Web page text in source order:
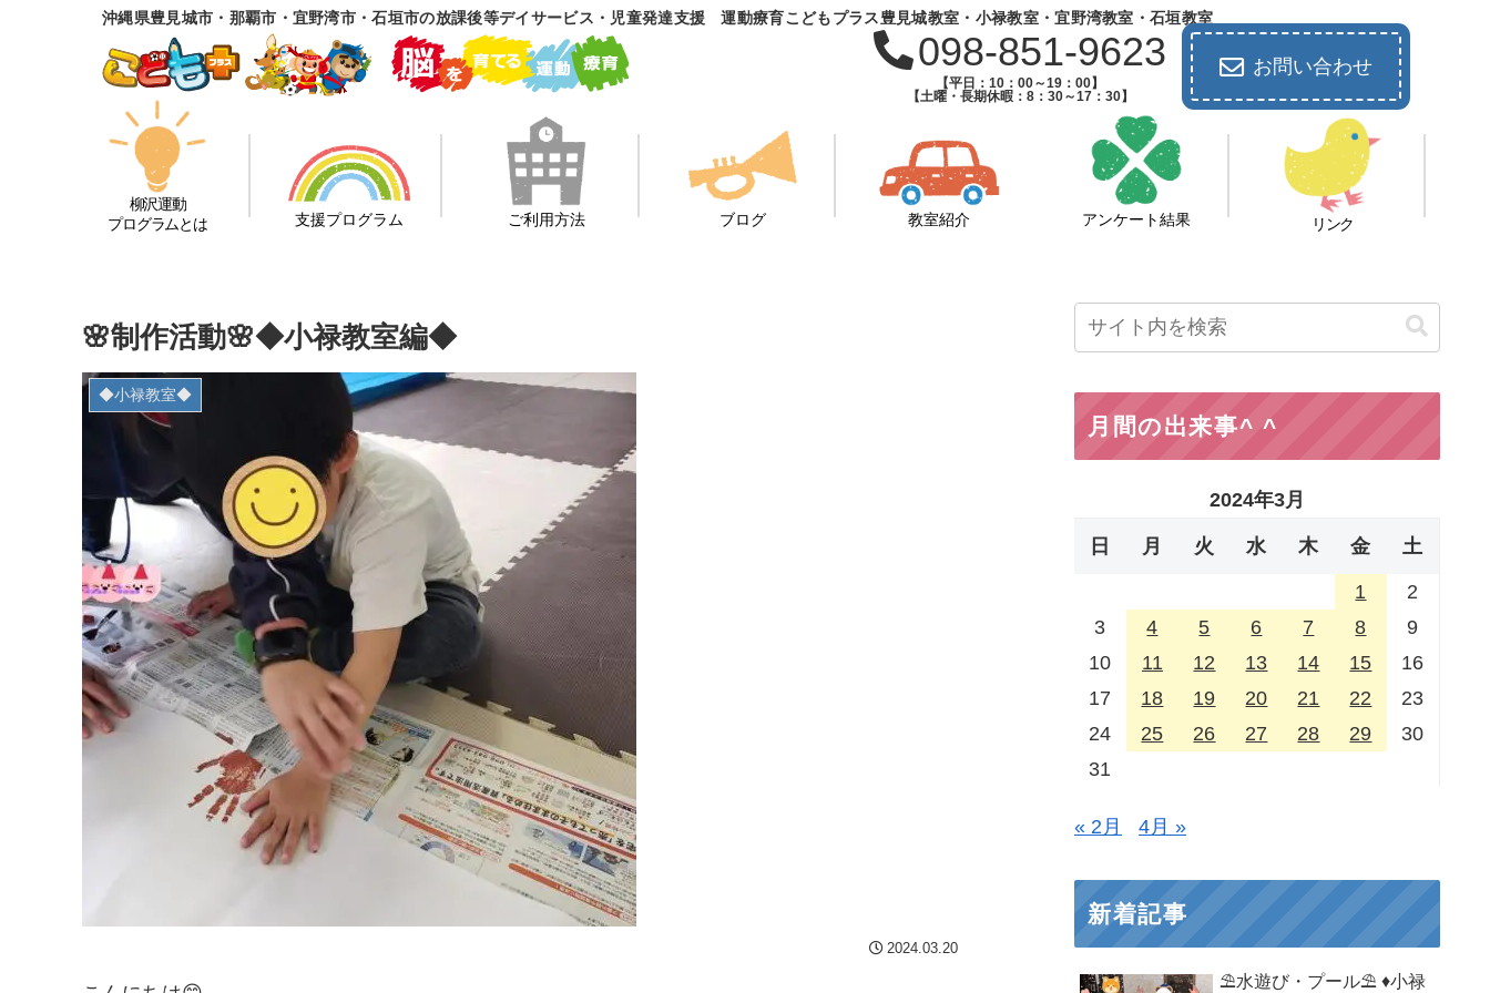
沖縄県豊見城市・那覇市・宜野湾市・石垣市の放課後等デイサービス・児童発達支援 運動療育こどもプラス豊見城教室・小禄教室・宜野湾教室・石垣教室
098-851-9623
【平日：10：00～19：00】
【土曜・長期休暇：8：30～17：30】
お問い合わせ
柳沢運動
プログラムとは
支援プログラム ご利用方法 ブログ 教室紹介 アンケート結果 リンク
🌸制作活動🌸◆小禄教室編◆
◆小禄教室◆
2024.03.20
月間の出来事^ ^
2024年3月
日 月 火 水 木 金 土
1
2
3
4 5 6 7 8
9
10
11 12 13 14 15
16
17
18 19 20 21 22
23
24
25 26 27 28 29
30
31
« 2月 4月 »
新着記事
⛱️水遊び・プール⛱️ ♦小禄